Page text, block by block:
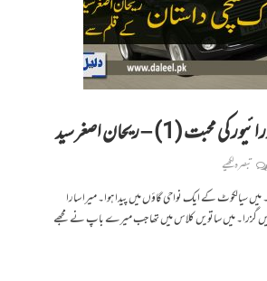
(1) – ریحان اصغر سید
تبصرہ لکھیے
سیالکوٹ کے ایک نواحی گاؤں میں پیدا ہوا۔ میرا سارا
گزرا۔ میں ساتویں کلاس میں تھا جب میرے باپ نے مجھے